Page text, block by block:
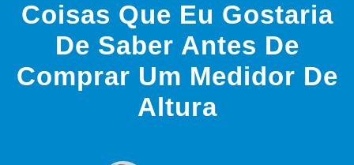
Coisas Que Eu Gostaria
De Saber Antes De
Comprar Um Medidor De
Altura